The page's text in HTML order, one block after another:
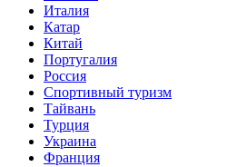
Италия
Катар
Китай
Португалия
Россия
Спортивный туризм
Тайвань
Турция
Украина
Франция